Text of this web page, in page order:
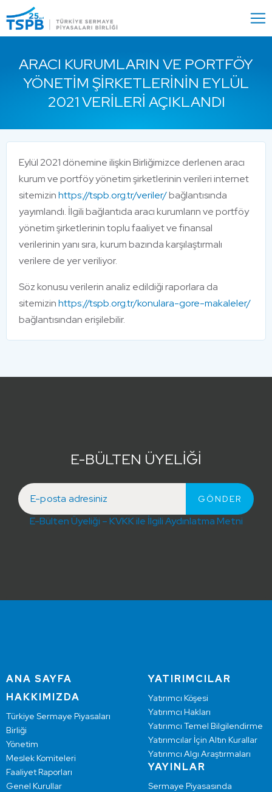
Close
ARACI KURUMLARIN VE PORTFÖY
YÖNETIM ŞIRKETLERININ EYLÜL
2021 VERILERI AÇIKLANDI
Eylül 2021 dönemine ilişkin Birliğimizce derlenen aracı
kurum ve portföy yönetim şirketlerinin verileri internet
sitemizinhttps://tspb.org.tr/veriler/bağlantısında
yayımlandı. İlgili bağlantıda aracı kurumların ve portföy
yönetim şirketlerinin toplu faaliyet ve finansal
verilerinin yanı sıra, kurum bazında karşılaştırmalı
verilere de yer veriliyor.
Söz konusu verilerin analiz edildiği raporlara da
sitemizinhttps://tspb.org.tr/konulara-gore-makaleler/
bağlantısından erişilebilir.
E-BÜLTEN ÜYELİĞİ
E-Bülten Üyeliği – KVKK ile İlgili Aydınlatma Metni
ANA SAYFA
HAKKIMIZDA
Türkiye Sermaye Piyasaları
Birliği
Yönetim
Meslek Komiteleri
Faaliyet Raporları
Genel Kurullar
YATIRIMCILAR
Yatırımcı Köşesi
Yatırımcı Hakları
Yatırımcı Temel Bilgilendirme
Yatırımcılar İçin Altın Kurallar
Yatırımcı Algı Araştırmaları
YAYINLAR
Sermaye Piyasasında